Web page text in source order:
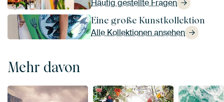
Häufig gestellte Fragen
Eine große Kunstkollektion
Alle Kollektionen ansehen
Mehr davon